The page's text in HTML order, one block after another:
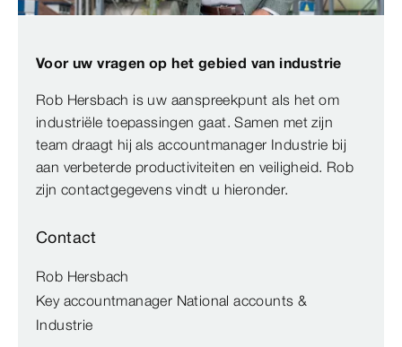
Voor uw vragen op het gebied van industrie
Rob Hersbach is uw aanspreekpunt als het om
industriële toepassingen gaat. Samen met zijn
team draagt hij als accountmanager Industrie bij
aan verbeterde productiviteiten en veiligheid. Rob
zijn contactgegevens vindt u hieronder.
Contact
Rob Hersbach
Key accountmanager National accounts &
Industrie